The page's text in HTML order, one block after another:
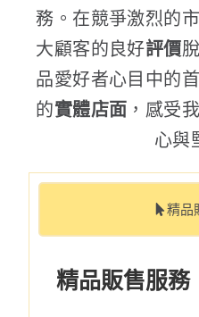
務。在競爭激烈的
大顧客的良好評價
品愛好者心目中的
的實體店面 ，感受
心與
精品
精品販售服務